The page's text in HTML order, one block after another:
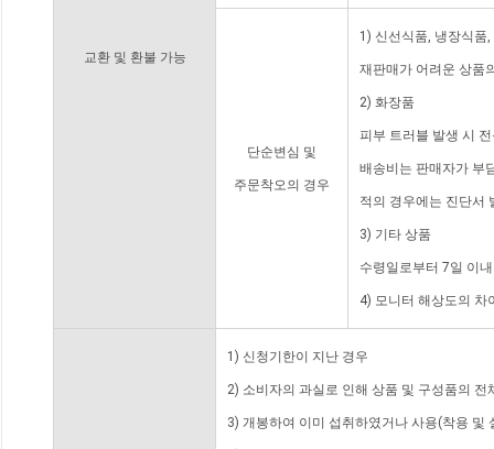
교환 및 환불 가능
단순변심 및
주문착오의 경우
1) 신선식품, 냉장식품
재판매가 어려운 상품
2) 화장품
피부 트러블 발생 시
배송비는 판매자가 부
적의 경우에는 진단서
3) 기타 상품
수령일로부터 7일 이
4) 모니터 해상도의 차
1) 신청기한이 지난 경우
2) 소비자의 과실로 인해 상품 및 구성품의
3) 개봉하여 이미 섭취하였거나 사용(착용 및